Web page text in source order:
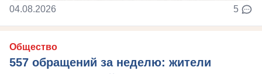
04.08.2026 5
Общество
557 обращений за неделю: жители